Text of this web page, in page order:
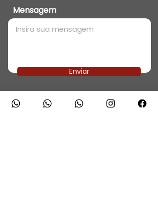
Mensagem
Enviar